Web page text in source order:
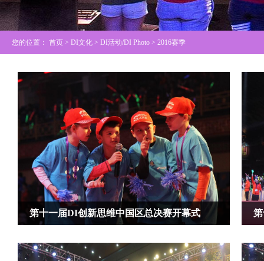
您的位置： 首页 > DI文化 > DI活动/DI Photo > 2016赛季
第十一届DI创新思维中国区总决赛开幕式